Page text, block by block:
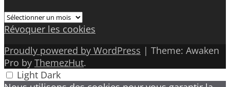
Archives
Révoquer les cookies
Proudly powered by WordPress | Theme: Awaken
Pro by ThemezHut.
Light Dark